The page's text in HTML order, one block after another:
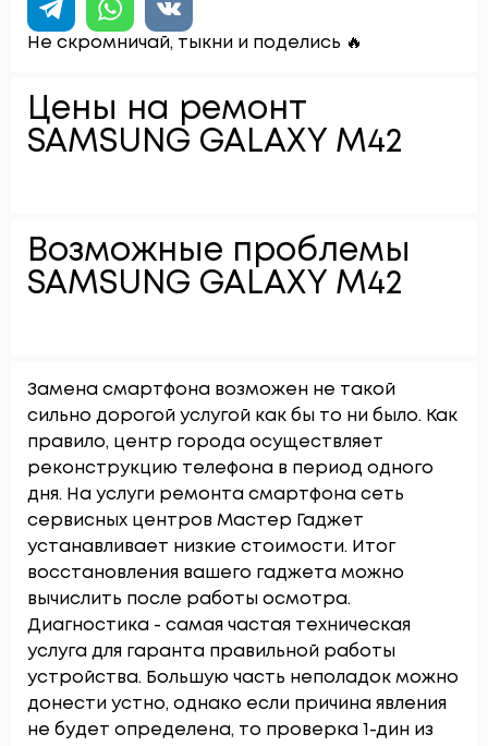
Не скромничай, тыкни и поделись 🔥
Цены на ремонт
SAMSUNG GALAXY M42
Возможные проблемы
SAMSUNG GALAXY M42
Замена смартфона возможен не такой
сильно дорогой услугой как бы то ни было. Как
правило, центр города осуществляет
реконструкцию телефона в период одного
дня. На услуги ремонта смартфона сеть
сервисных центров Мастер Гаджет
устанавливает низкие стоимости. Итог
восстановления вашего гаджета можно
вычислить после работы осмотра.
Диагностика - самая частая техническая
услуга для гаранта правильной работы
устройства. Большую часть неполадок можно
донести устно, однако если причина явления
не будет определена, то проверка 1-дин из